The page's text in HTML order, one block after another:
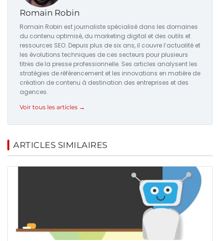
Romain Robin
Romain Robin est journaliste spécialisé dans les domaines
du contenu optimisé, du marketing digital et des outils et
ressources SEO. Depuis plus de six ans, il couvre l’actualité et
les évolutions techniques de ces secteurs pour plusieurs
titres de la presse professionnelle. Ses articles analysent les
stratégies de référencement et les innovations en matière de
création de contenu à destination des entreprises et des
agences.
Voir tous les articles →
ARTICLES SIMILAIRES